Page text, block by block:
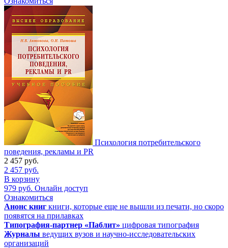
Психология потребительского
поведения, рекламы и PR
2 457 руб.
2 457 руб.
В корзину
979 руб. Онлайн доступ
Ознакомиться
Анонс книг книги, которые еще не вышли из печати, но скоро
появятся на прилавках
Типография-партнер «Паблит» цифровая типография
Журналы ведущих вузов и научно-исследовательских
организаций